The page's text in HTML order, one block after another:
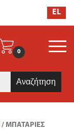
EL
0
/ ΜΠΑΤΑΡΊΕΣ